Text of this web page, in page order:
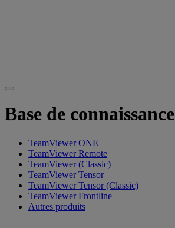
Base de connaissance
TeamViewer ONE
TeamViewer Remote
TeamViewer (Classic)
TeamViewer Tensor
TeamViewer Tensor (Classic)
TeamViewer Frontline
Autres produits